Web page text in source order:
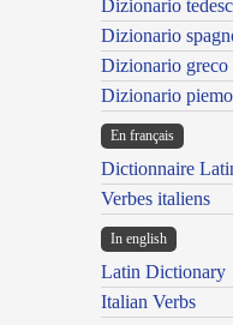
Dizionario
Dizionario
Dizionario greco
Dizionario
En français
Dictionnaire
Verbes italiens
In english
Latin Dictionary
Italian Verbs